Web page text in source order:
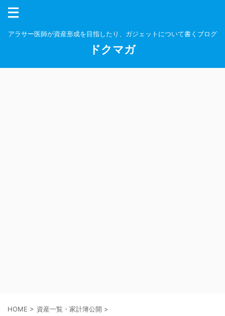
アラサー医師が資産形成を目指したり、ガジェットについて書くブログ
ドクマガ
HOME > 資産一覧・家計簿公開 >